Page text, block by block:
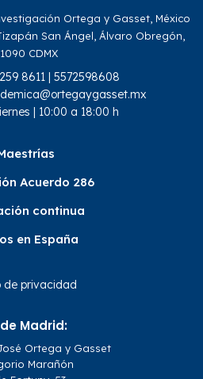
Ortega y Gasset, México
San Ángel, Álvaro Obregón,
CDMX
8611 | 5572598608
| 10:00 a 18:00 h
Acuerdo 286
continua
en España
de privacidad
Madrid:
Ortega y Gasset
Marañón